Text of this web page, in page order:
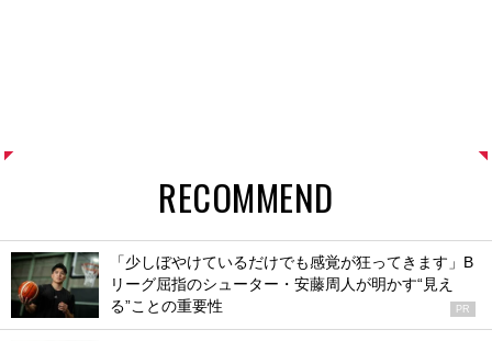
RECOMMEND
「少しぼやけているだけでも感覚が狂ってきます」B
リーグ屈指のシューター・安藤周人が明かす“見え
る”ことの重要性
PR